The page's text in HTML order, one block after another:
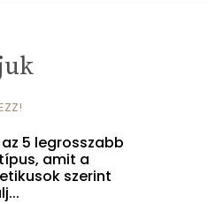
5 legrosszabb
amit a
szerint